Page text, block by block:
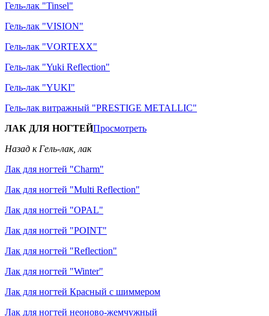
Гель-лак "Tinsel"
Гель-лак "VISION"
Гель-лак "VORTEXX"
Гель-лак "Yuki Reflection"
Гель-лак "YUKI"
Гель-лак витражный "PRESTIGE METALLIC"
ЛАК ДЛЯ НОГТЕЙПросмотреть
Назад к Гель-лак, лак
Лак для ногтей "Charm"
Лак для ногтей "Multi Reflection"
Лак для ногтей "OPAL"
Лак для ногтей "POINT"
Лак для ногтей "Reflection"
Лак для ногтей "Winter"
Лак для ногтей Красный с шиммером
Лак для ногтей неоново-жемчужный